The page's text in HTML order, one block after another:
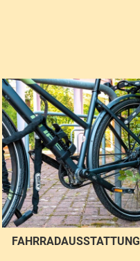
FAHRRADAUSSTATTUNG